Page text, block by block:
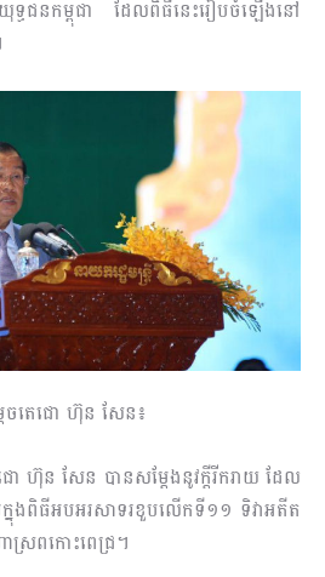
ធជនកម្ពុជា ដែលពិធីនេះរៀបចំឡើងនៅ
តេជោ ហ៊ុន សែន៖
ជោ ហ៊ុន​ សែន បានសម្តែងនូវក្តីរីករាយ ដែល
នុងពិធីអបអរសាទរខួបលើកទី១១ ទិវាអតីត
រពកោះពេជ្រ។